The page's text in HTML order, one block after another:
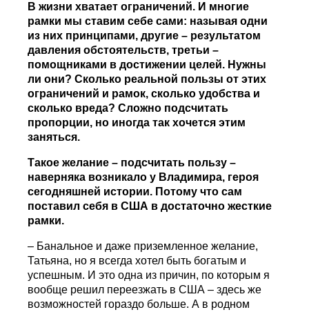
В жизни хватает ограничений. И многие
рамки мы ставим себе сами: называя одни
из них принципами, другие – результатом
давления обстоятельств, третьи –
помощниками в достижении целей. Нужны
ли они? Сколько реальной пользы от этих
ограничений и рамок, сколько удобства и
сколько вреда? Сложно подсчитать
пропорции, но иногда так хочется этим
заняться.
Такое желание – подсчитать пользу –
наверняка возникало у Владимира, героя
сегодняшней истории. Потому что сам
поставил себя в США в достаточно жесткие
рамки.
– Банальное и даже приземленное желание,
Татьяна, но я всегда хотел быть богатым и
успешным. И это одна из причин, по которым я
вообще решил переезжать в США – здесь же
возможностей гораздо больше. А в родном